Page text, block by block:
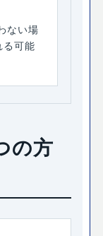
ない場
る可能
の方